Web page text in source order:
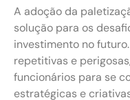
A adoção da
solução para os
investimento no
repetitivas e
funcionários para se
estratégicas e